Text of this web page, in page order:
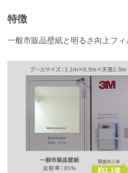
特徴
一般市販品壁紙と明るさ向上フ